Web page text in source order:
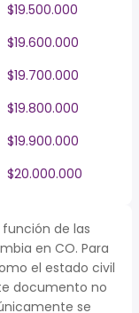
$19.500.000
$19.600.000
$19.700.000
$19.800.000
$19.900.000
$20.000.000
de las
en CO. Para
el estado civil
documento no
se